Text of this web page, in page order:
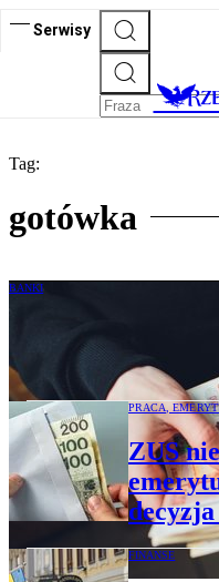
Serwisy
Tag:
gotówka
BANKI
Panika w
zamieniają lokaty
PRACA,
ZUS
FINANSE